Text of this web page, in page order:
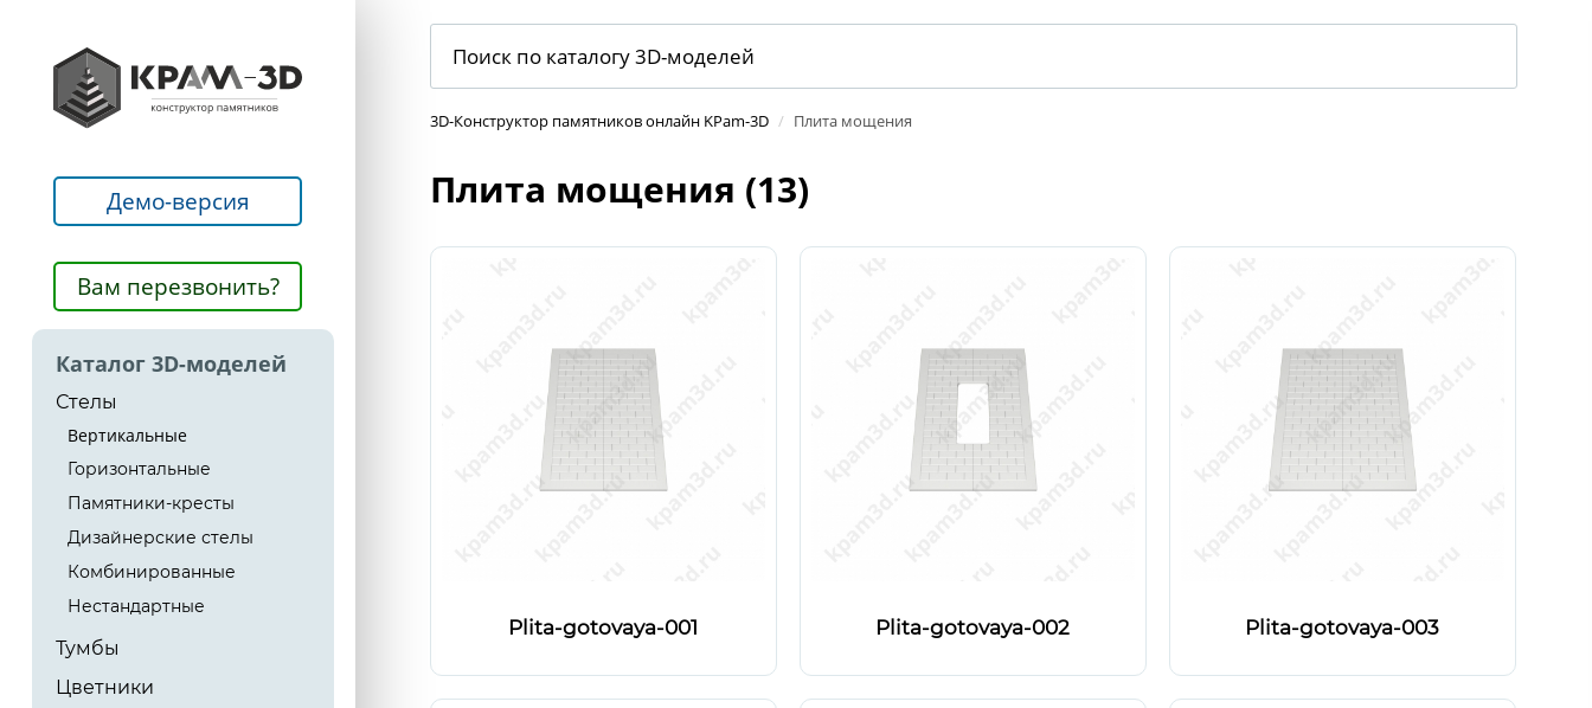
Демо-версия
Вам перезвонить?
Каталог 3D-моделей
Стелы
Вертикальные
Горизонтальные
Памятники-кресты
Дизайнерские стелы
Комбинированные
Нестандартные
Тумбы
Цветники
3D-Конструктор памятников онлайн KPam-3D / Плита мощения
Плита мощения (13)
Plita-gotovaya-001 Plita-gotovaya-002 Plita-gotovaya-003